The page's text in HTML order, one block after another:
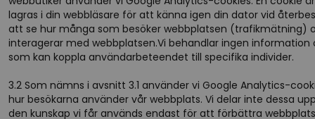
lagras i din webbläsare för att känna igen din dator vid
att se hur många som besöker webbplatsen (trafikmätning)
interagerar med webbplatsen.Vi behandlar ingen
som kan koppla användarbeteendet till specifika individer.
3.2 Som nämns i avsnitt 3.1 använder vi Google Analytics-
hur besökarna använder vår webbplats. Vi delar inte dessa
den kunskap vi får används endast för att förbättra